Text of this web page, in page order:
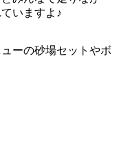
いますよ♪
ーの砂場セットやボ